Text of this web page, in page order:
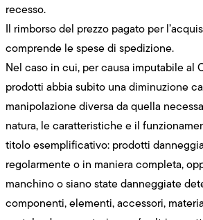
recesso.
Il rimborso del prezzo pagato per
comprende le spese di spedizione.
Nel caso in cui, per causa imputabile al
prodotti abbia subito una diminuzione
manipolazione diversa da quella
natura, le caratteristiche e il
titolo esemplificativo: prodotti
regolarmente o in maniera completa,
manchino o siano state danneggiate
componenti, elementi, accessori,